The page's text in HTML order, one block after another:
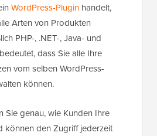
WordPress-Plugin handelt,
Arten von Produkten
PHP-, .NET-, Java- und
dass Sie alle Ihre
vom selben WordPress-
können.
Sie genau, wie Kunden Ihre
können den Zugriff jederzeit